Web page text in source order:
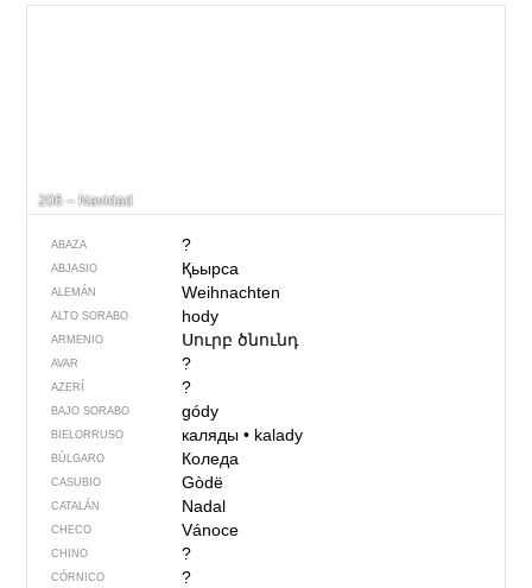
206 – Navidad
ABAZA ?
ABJASIO Қьырса
ALEMÁN Weihnachten
ALTO SORABO hody
ARMENIO Սուրբ ծնունդ
AVAR ?
AZERÍ ?
BAJO SORABO gódy
BIELORRUSO каляды• kalady
BÚLGARO Коледа
CASUBIO Gòdë
CATALÁN Nadal
CHECO Vánoce
CHINO ?
CÓRNICO ?